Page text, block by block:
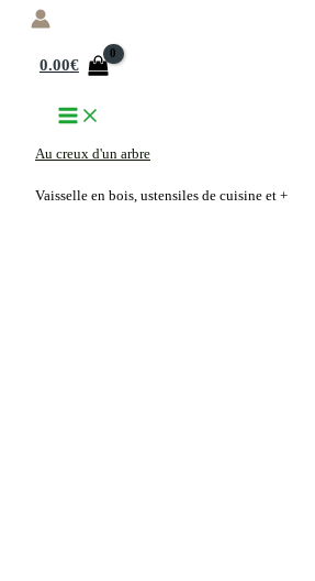
Aller
0.00€
Au creux d'un arbre
Vaisselle en bois, ustensiles de cuisine et +